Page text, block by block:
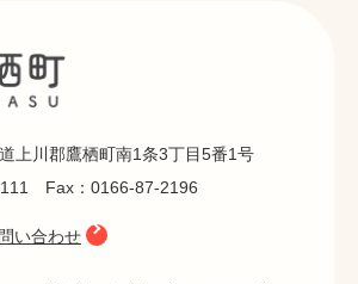
上川郡鷹栖町南1条3丁目5番1号
Fax：0166-87-2196
い合わせ